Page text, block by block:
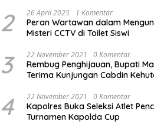
2 26 April 2025 1 Komentar
Peran Wartawan dalam
Misteri CCTV di Toilet Siswi
3 22 November 2021 0 Komentar
Rembug Penghijauan, Bupati
Terima Kunjungan Cabdin
4 22 November 2021 0 Komentar
Kapolres Buka Seleksi Atlet
Turnamen Kapolda Cup